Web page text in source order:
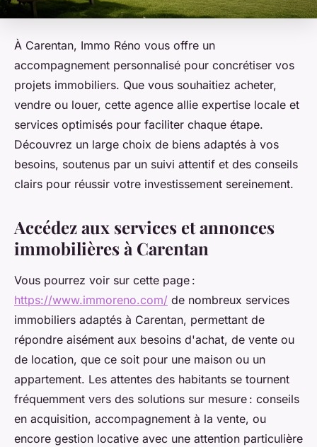
À Carentan, Immo Réno vous offre un
accompagnement personnalisé pour concrétiser vos
projets immobiliers. Que vous souhaitiez acheter,
vendre ou louer, cette agence allie expertise locale et
services optimisés pour faciliter chaque étape.
Découvrez un large choix de biens adaptés à vos
besoins, soutenus par un suivi attentif et des conseils
clairs pour réussir votre investissement sereinement.
Accédez aux services et annonces
immobilières à Carentan
Vous pourrez voir sur cette page :
https://www.immoreno.com/ de nombreux services
immobiliers adaptés à Carentan, permettant de
répondre aisément aux besoins d'achat, de vente ou
de location, que ce soit pour une maison ou un
appartement. Les attentes des habitants se tournent
fréquemment vers des solutions sur mesure : conseils
en acquisition, accompagnement à la vente, ou
encore gestion locative avec une attention particulière